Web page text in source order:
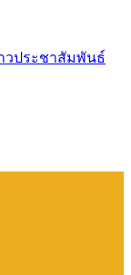
วประชาสัมพันธ์